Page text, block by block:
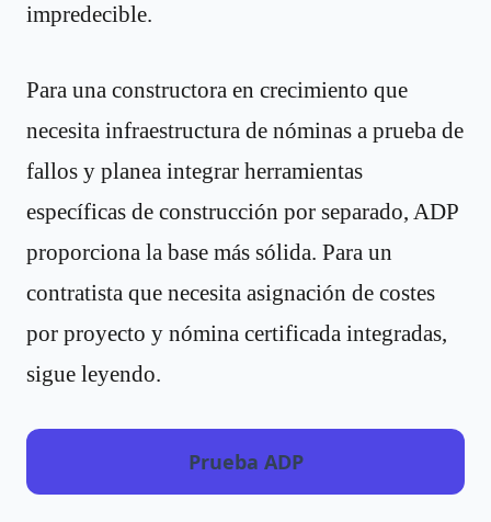
impredecible.
Para una constructora en crecimiento que
necesita infraestructura de nóminas a prueba de
fallos y planea integrar herramientas
específicas de construcción por separado, ADP
proporciona la base más sólida. Para un
contratista que necesita asignación de costes
por proyecto y nómina certificada integradas,
sigue leyendo.
Prueba ADP